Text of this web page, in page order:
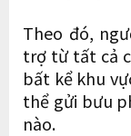
Theo đó,
trợ từ tất cả
bất kể khu
thể gửi bưu
nào.